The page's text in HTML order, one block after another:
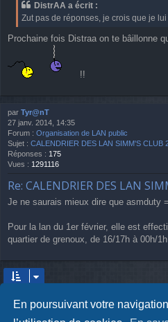
En poursuivant votre
DistrAA a écrit :
Zut pas de réponses, je crois que je
Prochaine fois Distraa on te bâillonne
!!
par Tyr@nT
27 janv. 2014, 14:35
Forum : Organisation de LAN public
Sujet : CALENDRIER DES LAN SIMM'S CLUB
Réponses : 175
Vues : 1291116
Re: CALENDRIER DES LAN
Je ne saurais mieux dire que asmduty
Pour la lan du 1er février, elle est
quartier de grenoux, de 16/17h à 00h/